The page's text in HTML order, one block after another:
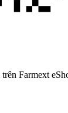
Farmext